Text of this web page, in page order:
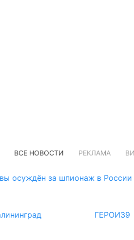
ВСЕ НОВОСТИ РЕКЛАМА
осуждён за шпионаж в России
ГЕРОИ39